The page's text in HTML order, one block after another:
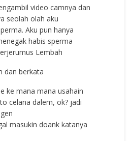
video camnya dan
seolah olah aku
Aku pun hanya
habis sperma
Lembah
dan berkata
ke mana mana usahain
celana dalem, ok? jadi
masukin doank katanya